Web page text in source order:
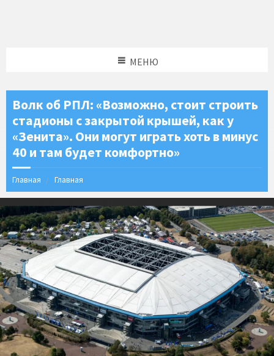
МЕНЮ
Волк об РПЛ: «Возможно, стоит строить
стадионы с закрытой крышей, как у
«Зенита». Они могут играть хоть в минус
40 и там будет комфортно»
Главная Главная